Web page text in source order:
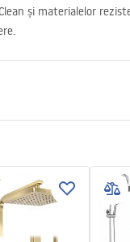
și materialelor
Walk-in
Gri 8mm